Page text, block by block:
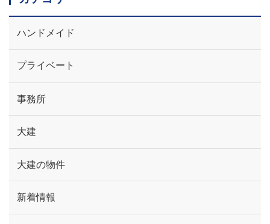
ハンドメイド
プライベート
事務所
大建
大建の物件
新着情報